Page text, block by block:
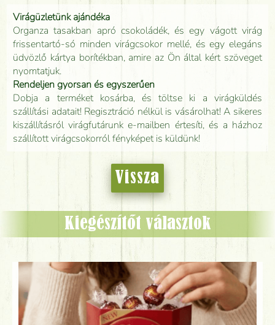
Virágüzletünk ajándéka
Organza tasakban apró csokoládék, és egy vágott virág
frissentartó-só minden virágcsokor mellé, és egy elegáns
üdvözlő kártya borítékban, amire az Ön által kért szöveget
nyomtatjuk.
Rendeljen gyorsan és egyszerűen
Dobja a terméket kosárba, és töltse ki a virágküldés
szállítási adatait! Regisztráció nélkül is vásárolhat! A sikeres
kiszállításról virágfutárunk e-mailben értesíti, és a házhoz
szállított virágcsokorról fényképet is küldünk!
Vissza
Kiegészítőt választok